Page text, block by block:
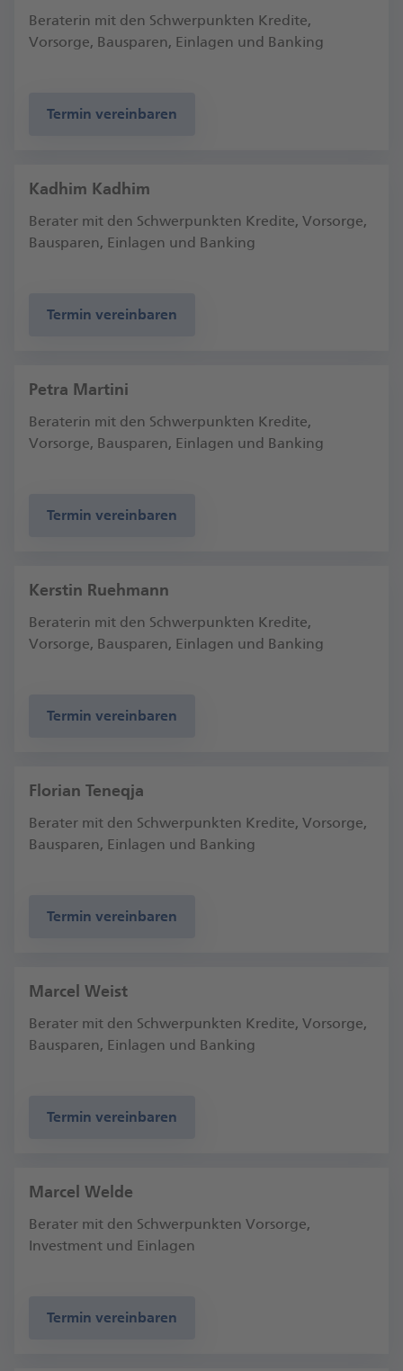
Beraterin mit den Schwerpunkten Kredite,
Vorsorge, Bausparen, Einlagen und Banking
Termin vereinbaren
Kadhim Kadhim
Berater mit den Schwerpunkten Kredite, Vorsorge,
Bausparen, Einlagen und Banking
Termin vereinbaren
Petra Martini
Beraterin mit den Schwerpunkten Kredite,
Vorsorge, Bausparen, Einlagen und Banking
Termin vereinbaren
Kerstin Ruehmann
Beraterin mit den Schwerpunkten Kredite,
Vorsorge, Bausparen, Einlagen und Banking
Termin vereinbaren
Florian Teneqja
Berater mit den Schwerpunkten Kredite, Vorsorge,
Bausparen, Einlagen und Banking
Termin vereinbaren
Marcel Weist
Berater mit den Schwerpunkten Kredite, Vorsorge,
Bausparen, Einlagen und Banking
Termin vereinbaren
Marcel Welde
Berater mit den Schwerpunkten Vorsorge,
Investment und Einlagen
Termin vereinbaren